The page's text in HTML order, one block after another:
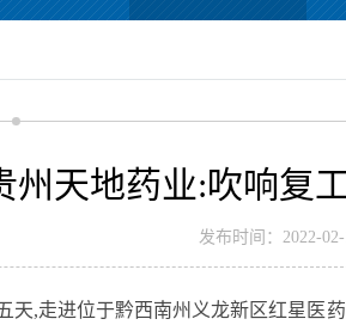
州天地药业:吹响复
发布时间：2022-
天,走进位于黔西南州义龙新区红星医